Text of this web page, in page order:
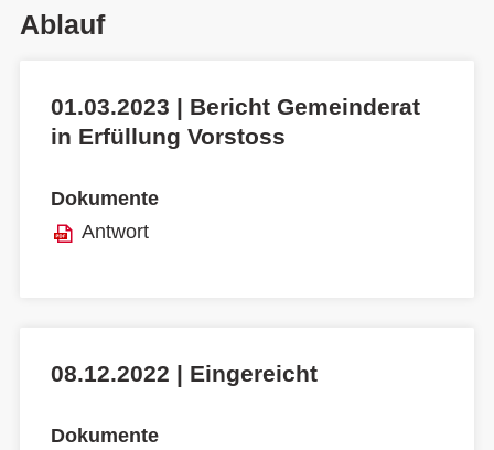
Ablauf
01.03.2023 | Bericht Gemeinderat
in Erfüllung Vorstoss
Dokumente
Antwort
08.12.2022 | Eingereicht
Dokumente